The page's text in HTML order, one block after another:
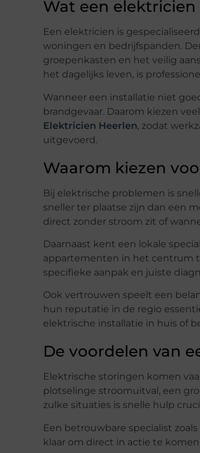
Wat een
Een elektricien is
woningen en bedrijfspanden.
groepenkasten en het veilig
het dagelijks leven, is
Wanneer een installatie niet
brandgevaar. Daarom kiezen
Elektricien Heerlen, zodat
uitgevoerd.
Waarom kiezen
Bij elektrische problemen is
sneller ter plaatse zijn dan een
direct zonder stroom zit of
Daarnaast kent een lokale
appartementen in het centrum
specifieke aanpak en juiste
Ook vertrouwen speelt een
hun reputatie in de regio
elektrische installatie in huis of
De voordelen van
Elektrische storingen komen
plotselinge stroomuitval, een
zulke situaties is snelle hulp
Een betrouwbare specialist zoals
klaar om direct in actie te